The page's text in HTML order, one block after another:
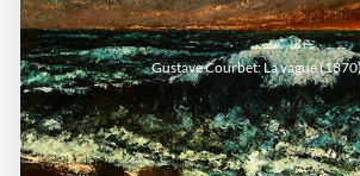
Sonntag, 11. Oktober 2026 | 15:30 Uhr -
Uhr| Museum Folkwang Essen
Gustave Courbet: La vague